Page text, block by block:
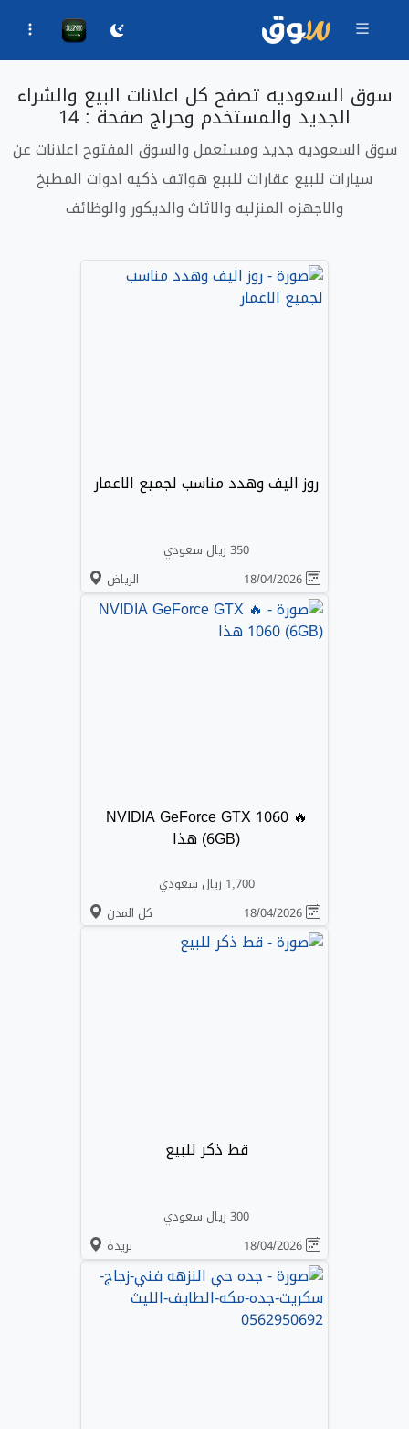
سوق السعوديه تصفح كل اعلانات البيع والشراء
الجديد والمستخدم وحراج صفحة : 14
سوق السعوديه جديد ومستعمل والسوق المفتوح اعلانات عن
سيارات للبيع عقارات للبيع هواتف ذكيه ادوات المطبخ
والاجهزه المنزليه والاثاث والديكور والوظائف
روز اليف وهدد مناسب لجميع الاعمار
350 ريال سعودي
الرياض
🔥 NVIDIA GeForce GTX 1060
(6GB) هذا
1,700 ريال سعودي
كل المدن
قط ذكر للبيع
300 ريال سعودي
بريدة